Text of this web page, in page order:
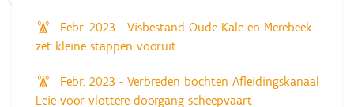
Febr. 2023 - Visbestand Oude Kale en Merebeek
zet kleine stappen vooruit
Febr. 2023 - Verbreden bochten Afleidingskanaal
Leie voor vlottere doorgang scheepvaart